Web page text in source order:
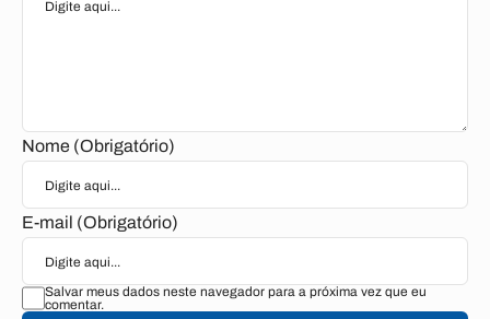
Nome (Obrigatório)
E-mail (Obrigatório)
Salvar meus dados neste navegador para a próxima vez que eu
comentar.